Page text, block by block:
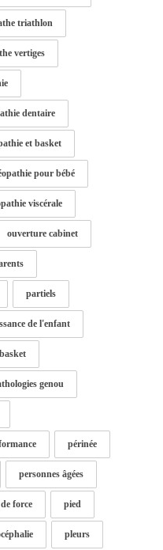
triathlon
vertiges
dentaire
et basket
pour bébé
viscérale
ouverture cabinet
partiels
de l'enfant
genou
périnée
personnes âgées
force pied
pleurs